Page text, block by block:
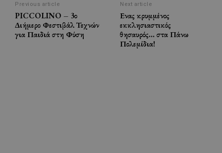
Previous article
PICCOLINO – 3ο
Διήμερο Φεστιβάλ Τεχνών
για Παιδιά στη Φύση
Next article
Ενας κρυμμένος
εκκλησιαστικός
θησαυρός… στα Πάνω
Πολεμίδια!